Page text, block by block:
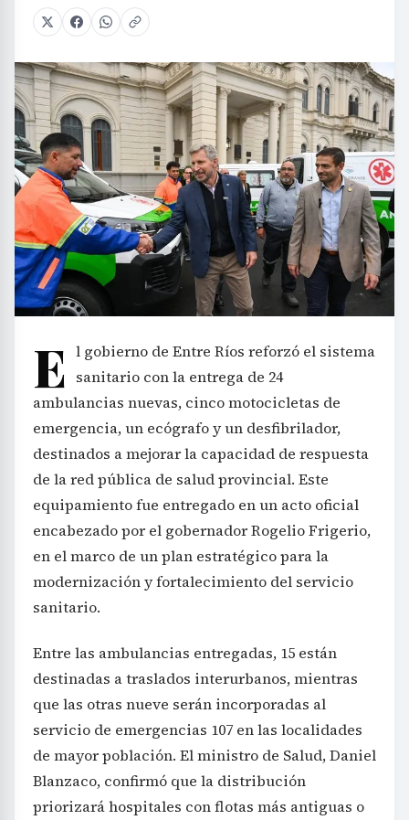
E l gobierno de Entre Ríos reforzó el sistema
sanitario con la entrega de 24
ambulancias nuevas, cinco motocicletas de
emergencia, un ecógrafo y un desfibrilador,
destinados a mejorar la capacidad de respuesta
de la red pública de salud provincial. Este
equipamiento fue entregado en un acto oficial
encabezado por el gobernador Rogelio Frigerio,
en el marco de un plan estratégico para la
modernización y fortalecimiento del servicio
sanitario.
Entre las ambulancias entregadas, 15 están
destinadas a traslados interurbanos, mientras
que las otras nueve serán incorporadas al
servicio de emergencias 107 en las localidades
de mayor población. El ministro de Salud, Daniel
Blanzaco, confirmó que la distribución
priorizará hospitales con flotas más antiguas o